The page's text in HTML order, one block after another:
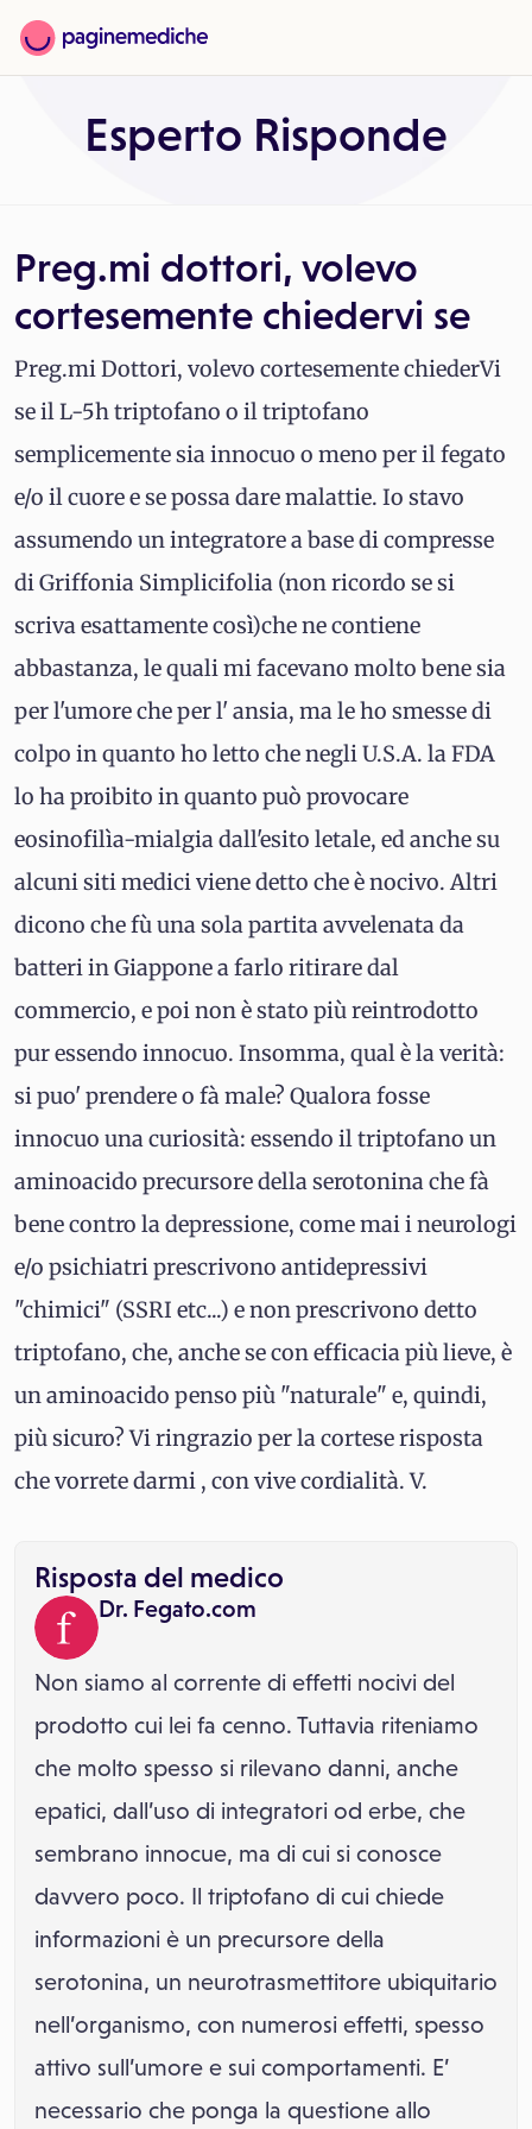
Esperto Risponde
Preg.mi dottori, volevo
cortesemente chiedervi se
Preg.mi Dottori, volevo cortesemente chiederVi
se il L-5h triptofano o il triptofano
semplicemente sia innocuo o meno per il fegato
e/o il cuore e se possa dare malattie. Io stavo
assumendo un integratore a base di compresse
di Griffonia Simplicifolia (non ricordo se si
scriva esattamente così)che ne contiene
abbastanza, le quali mi facevano molto bene sia
per l'umore che per l' ansia, ma le ho smesse di
colpo in quanto ho letto che negli U.S.A. la FDA
lo ha proibito in quanto può provocare
eosinofilìa-mialgia dall'esito letale, ed anche su
alcuni siti medici viene detto che è nocivo. Altri
dicono che fù una sola partita avvelenata da
batteri in Giappone a farlo ritirare dal
commercio, e poi non è stato più reintrodotto
pur essendo innocuo. Insomma, qual è la verità:
si puo' prendere o fà male? Qualora fosse
innocuo una curiosità: essendo il triptofano un
aminoacido precursore della serotonina che fà
bene contro la depressione, come mai i neurologi
e/o psichiatri prescrivono antidepressivi
"chimici" (SSRI etc...) e non prescrivono detto
triptofano, che, anche se con efficacia più lieve, è
un aminoacido penso più "naturale" e, quindi,
più sicuro? Vi ringrazio per la cortese risposta
che vorrete darmi , con vive cordialità. V.
Risposta del medico
Dr. Fegato.com
Non siamo al corrente di effetti nocivi del
prodotto cui lei fa cenno. Tuttavia riteniamo
che molto spesso si rilevano danni, anche
epatici, dall’uso di integratori od erbe, che
sembrano innocue, ma di cui si conosce
davvero poco. Il triptofano di cui chiede
informazioni è un precursore della
serotonina, un neurotrasmettitore ubiquitario
nell’organismo, con numerosi effetti, spesso
attivo sull’umore e sui comportamenti. E’
necessario che ponga la questione allo